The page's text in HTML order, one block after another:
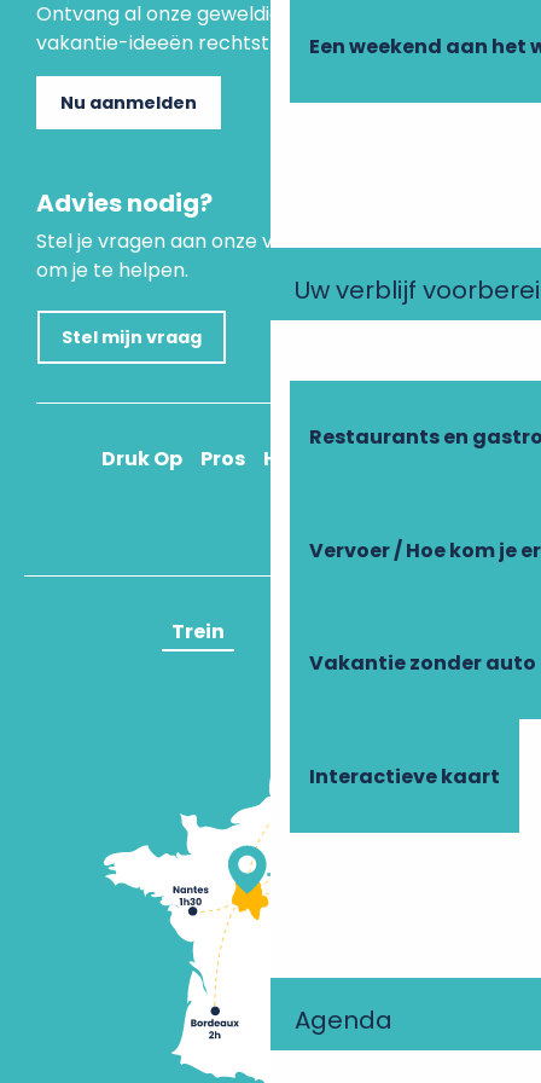
Een weekend aan het
Uw verblijf
Restaurants en
Vervoer / Hoe kom je
Vakantie zonder auto
Interactieve kaart
Agenda
Ontvang al onze geweldige aanbiedingen en
vakantie-ideeën rechtstreeks in je inbox.
Nu aanmelden
Advies nodig?
Stel je vragen aan onze virtuele assistent, die er is
om je te helpen.
Stel mijn vraag
Druk Op Pros Hoe kom ik daar?
Trein